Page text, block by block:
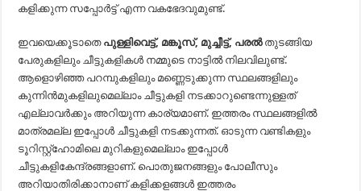
കളിക്കുന്ന സപ്പോർട്ട് എന്ന വകഭേദവുമുണ്ട്.
ഇവയെക്കൂടാതെ പുള്ളിവെട്ട്, മങ്കൂസ്, മുച്ചീട്ട്, പരൽതുടങ്ങിയ
പേരുകളിലും ചീട്ടുകളികൾ നമ്മുടെ നാട്ടിൽ നിലവിലുണ്ട്.
ആളൊഴിഞ്ഞ പറമ്പുകളിലും മണ്ണെടുക്കുന്ന സ്ഥലങ്ങളിലും
കുന്നിന്‍മുകളിലുമെല്ലാം ചീട്ടുകളി നടക്കാറുണ്ടെന്നുള്ളത്
എല്ലാവര്‍ക്കും അറിയുന്ന കാര്യമാണ്. ഇത്തരം സ്ഥലങ്ങളില്‍
മാത്രമല്ല ഇപ്പോള്‍ ചീട്ടുകളി നടക്കുന്നത്. ഓടുന്ന വണ്ടികളും
ടൂറിസ്റ്റ്‌ഹോമിലെ മുറികളുമെല്ലാം ഇപ്പോള്‍
ചീട്ടുകളികേന്ദ്രങ്ങളാണ്. പൊതുജനങ്ങളും പോലീസും
അറിയാതിരിക്കാനാണ് കളിക്കളങ്ങള്‍ ഇത്തരം